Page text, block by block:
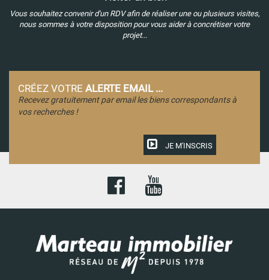
Vous souhaitez convenir d'un RDV afin de réaliser une ou plusieurs visites,
nous sommes à votre disposition pour vous aider à concrétiser votre
projet...
CRÉEZ VOTRE ALERTE EMAIL ...
Recevez gratuitement par email les biens correspondants à
vos recherches !
JE M'INSCRIS